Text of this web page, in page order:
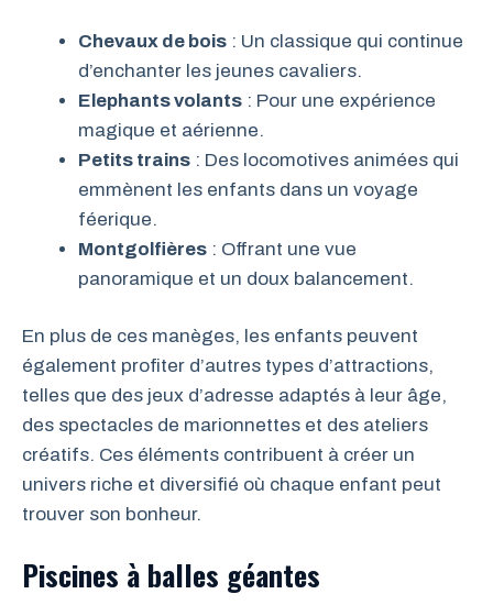
Chevaux de bois : Un classique qui continue
d’enchanter les jeunes cavaliers.
Elephants volants : Pour une expérience
magique et aérienne.
Petits trains : Des locomotives animées qui
emmènent les enfants dans un voyage
féerique.
Montgolfières : Offrant une vue
panoramique et un doux balancement.
En plus de ces manèges, les enfants peuvent
également profiter d’autres types d’attractions,
telles que des jeux d’adresse adaptés à leur âge,
des spectacles de marionnettes et des ateliers
créatifs. Ces éléments contribuent à créer un
univers riche et diversifié où chaque enfant peut
trouver son bonheur.
Piscines à balles géantes